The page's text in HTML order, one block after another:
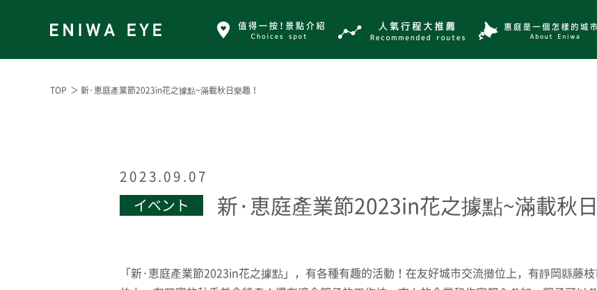
TOP ＞ 新·恵庭產業節2023in花之據點~滿載秋日樂趣！
2023.09.07
イベント 新·恵庭產業節2023in花之據點~滿載秋
「新·恵庭產業節2023in花之據點」，有各種有趣的活動！在友好城市交流攤位上，有靜岡縣藤